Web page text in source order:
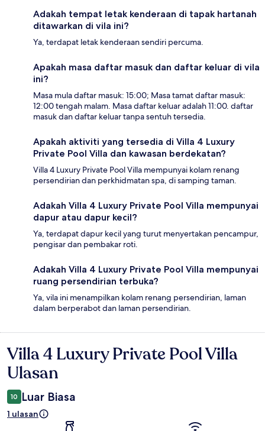
Adakah tempat letak kenderaan di tapak hartanah
ditawarkan di vila ini?
Ya, terdapat letak kenderaan sendiri percuma.
Apakah masa daftar masuk dan daftar keluar di vila
ini?
Masa mula daftar masuk: 15:00; Masa tamat daftar masuk:
12:00 tengah malam. Masa daftar keluar adalah 11:00. daftar
masuk dan daftar keluar tanpa sentuh tersedia.
Apakah aktiviti yang tersedia di Villa 4 Luxury
Private Pool Villa dan kawasan berdekatan?
Villa 4 Luxury Private Pool Villa mempunyai kolam renang
persendirian dan perkhidmatan spa, di samping taman.
Adakah Villa 4 Luxury Private Pool Villa mempunyai
dapur atau dapur kecil?
Ya, terdapat dapur kecil yang turut menyertakan pencampur,
pengisar dan pembakar roti.
Adakah Villa 4 Luxury Private Pool Villa mempunyai
ruang persendirian terbuka?
Ya, vila ini menampilkan kolam renang persendirian, laman
dalam berperabot dan laman persendirian.
Ulasan
Villa 4 Luxury Private Pool Villa
Ulasan
10 Luar Biasa
1 ulasan